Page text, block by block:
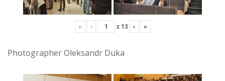
« ‹ z 13 › »
Photographer Oleksandr Duka